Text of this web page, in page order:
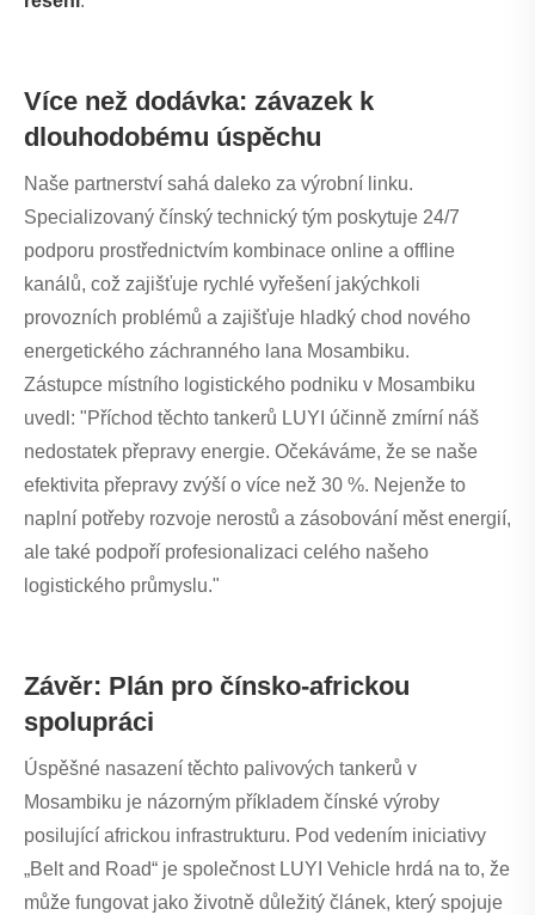
Více než dodávka: závazek k
dlouhodobému úspěchu
Naše partnerství sahá daleko za výrobní linku.
Specializovaný čínský technický tým poskytuje 24/7
podporu prostřednictvím kombinace online a offline
kanálů, což zajišťuje rychlé vyřešení jakýchkoli
provozních problémů a zajišťuje hladký chod nového
energetického záchranného lana Mosambiku.
Zástupce místního logistického podniku v Mosambiku
uvedl: "Příchod těchto tankerů LUYI účinně zmírní náš
nedostatek přepravy energie. Očekáváme, že se naše
efektivita přepravy zvýší o více než 30 %. Nejenže to
naplní potřeby rozvoje nerostů a zásobování měst energií,
ale také podpoří profesionalizaci celého našeho
logistického průmyslu."
Závěr: Plán pro čínsko-africkou
spolupráci
Úspěšné nasazení těchto palivových tankerů v
Mosambiku je názorným příkladem čínské výroby
posilující africkou infrastrukturu. Pod vedením iniciativy
„Belt and Road“ je společnost LUYI Vehicle hrdá na to, že
může fungovat jako životně důležitý článek, který spojuje